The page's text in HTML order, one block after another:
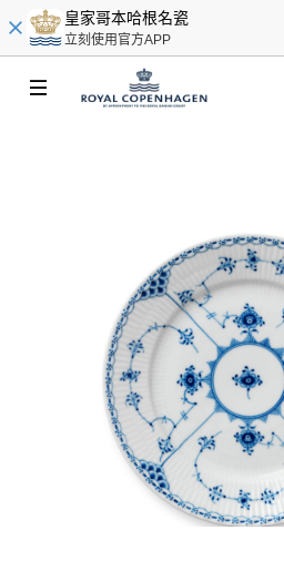
皇家哥本哈根名瓷
立刻使用官方APP